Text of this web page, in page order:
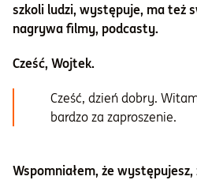
szkoli ludzi, występuje, ma też
nagrywa filmy, podcasty.
Cześć, Wojtek.
Cześć, dzień dobry.
bardzo za zaproszenie.
Wspomniałem, że